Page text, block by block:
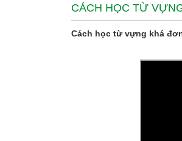
CÁCH HỌC TỪ
Cách học từ vựng khá